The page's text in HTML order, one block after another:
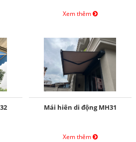
Xem thêm
Mái hiên di động MH31
Xem thêm